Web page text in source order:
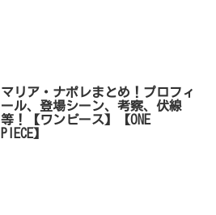
マリア・ナポレまとめ！プロフィ
ール、登場シーン、考察、伏線
等！【ワンピース】【ONE
PIECE】